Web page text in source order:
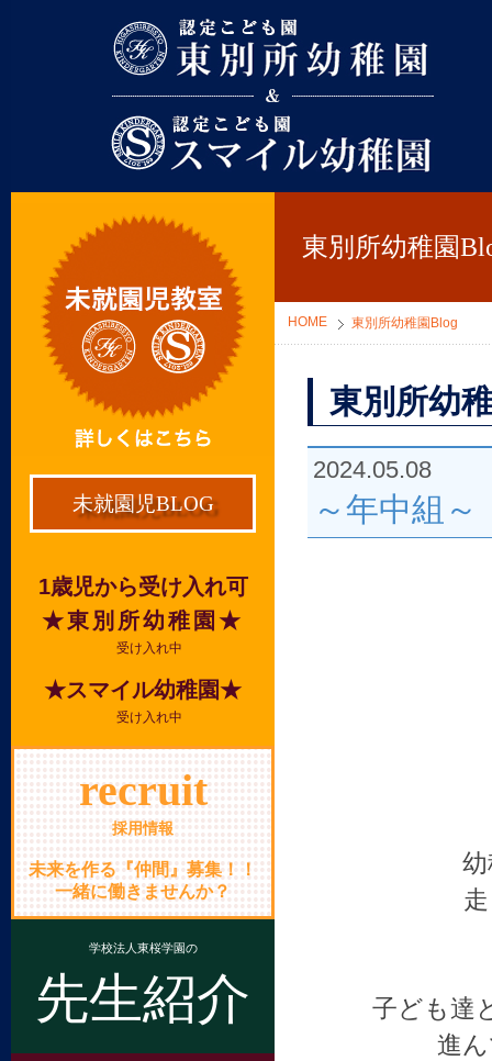
東別所幼稚園
HOME 東別所幼稚園Blog
東別所幼
2024.05.08
～年中組～
子ども達
進
未就園児BLOG
1歳児から受け入れ可
★東別所幼稚園★
受け入れ中
★スマイル幼稚園★
受け入れ中
recruit
採用情報
未来を作る『仲間』募集！！
一緒に働きませんか？
学校法人東桜学園の
先生紹介